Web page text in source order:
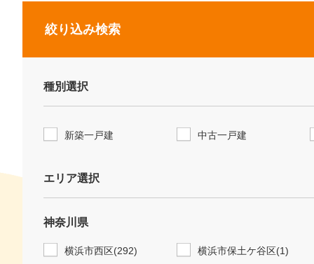
絞り込み検索
種別選択
新築一戸建 中古一戸建
エリア選択
神奈川県
横浜市西区(292) 横浜市保土ケ谷区(1)